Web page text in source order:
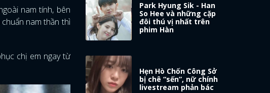
nam tính, bên
nam thần thì
chị em ngay từ
Park Hyung Sik - Han
So Hee và những cặp
đôi thú vị nhất trên
phim Hàn
Hẹn Hò Chốn Công Sở
bị chê “sến”, nữ chính
livestream phản bác